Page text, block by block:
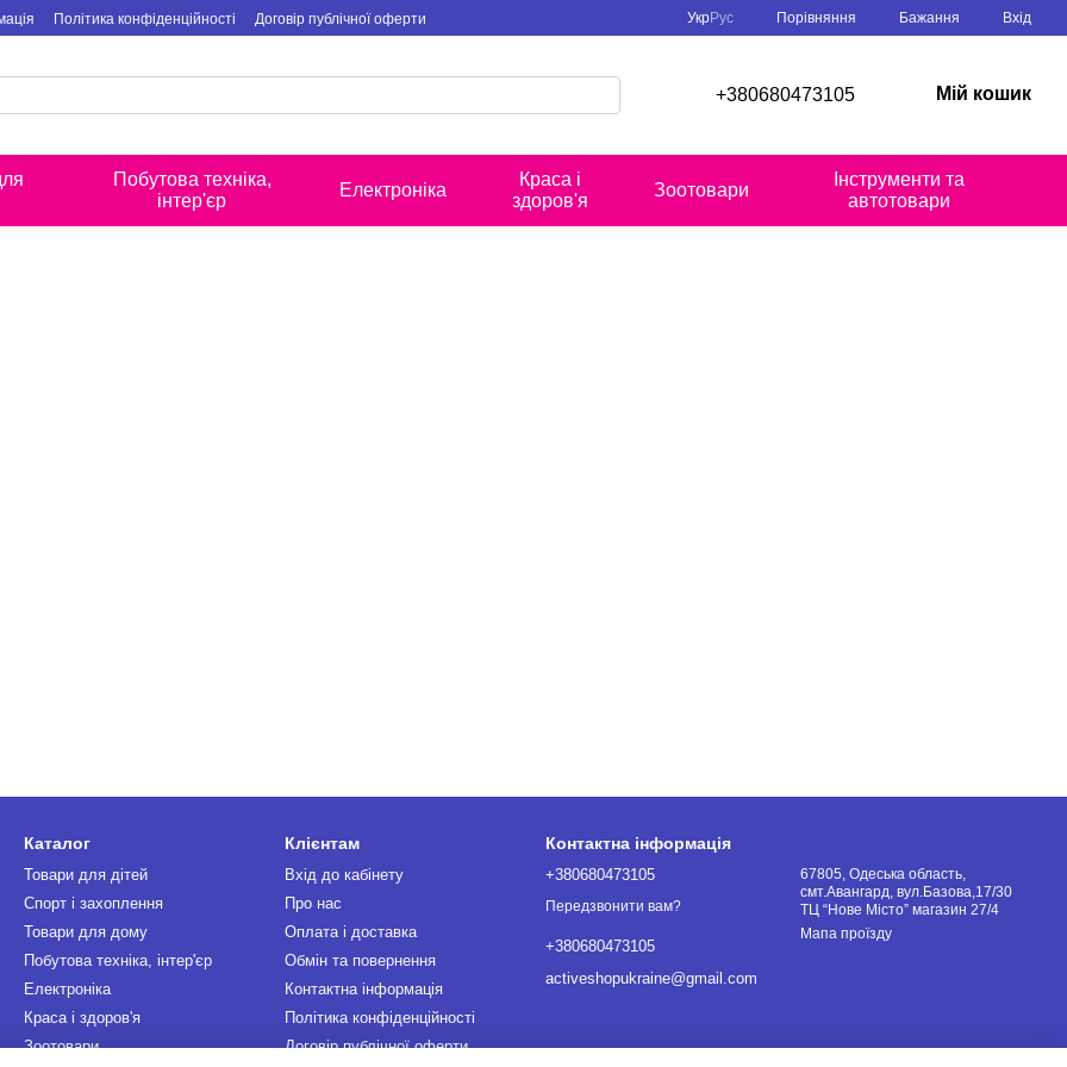
Політика конфіденційності Договір публічної оферти УкрРус Порівняння Бажання Вхід
+380680473105 Мій кошик
Побутова техніка,
інтер'єр
Електроніка
Краса і
здоров'я
Зоотовари
Інструменти та
автотовари
Каталог
Товари для дітей
Спорт і захоплення
Товари для дому
Побутова техніка, інтер'єр
Електроніка
Краса і здоров'я
Зоотовари
Клієнтам
Вхід до кабінету
Про нас
Оплата і доставка
Обмін та повернення
Контактна інформація
Політика конфіденційності
Договір публічної оферти
Контактна інформація
+380680473105
Передзвонити вам?
+380680473105
activeshopukraine@gmail.com
67805, Одеська область,
смт.Авангард, вул.Базова,17/30
ТЦ “Нове Місто” магазин 27/4
Мапа проїзду